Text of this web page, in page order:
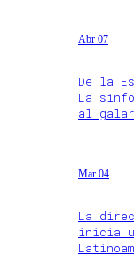
Abr 07
De la
La
al
Mar 04
La
inicia